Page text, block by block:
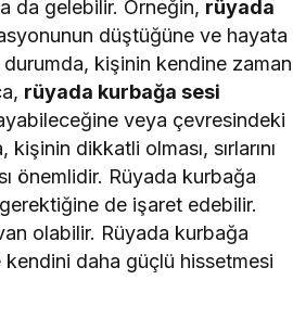
da gelebilir. Örneğin, rüyada
düştüğüne ve hayata
durumda, kişinin kendine zaman
rüyada kurbağa sesi
veya çevresindeki
dikkatli olması, sırlarını
önemlidir. Rüyada kurbağa
de işaret edebilir.
olabilir. Rüyada kurbağa
kendini daha güçlü hissetmesi